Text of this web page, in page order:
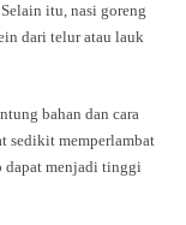
itu, nasi goreng
dari telur atau lauk
bahan dan cara
sedikit memperlambat
dapat menjadi tinggi